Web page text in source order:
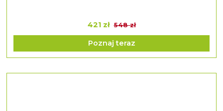
421 zł 548 zł
Poznaj teraz